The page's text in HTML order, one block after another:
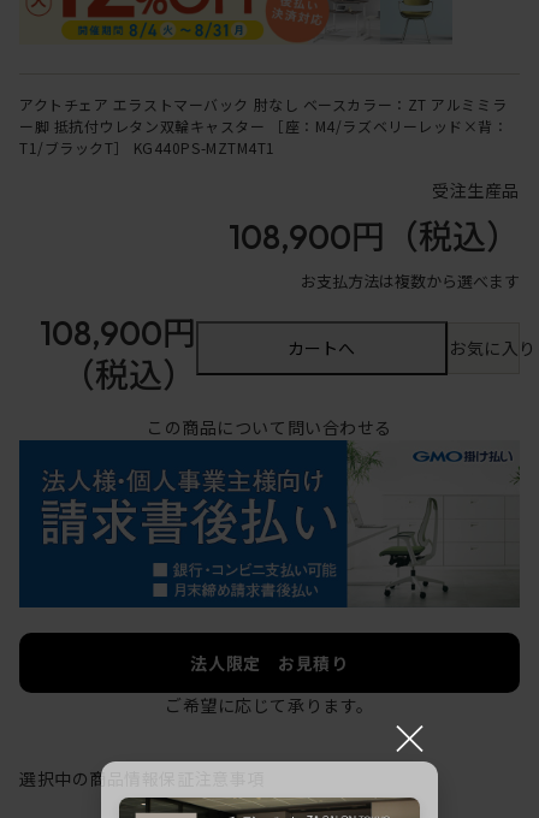
アクトチェア エラストマーバック 肘なし ベースカラー：ZT アルミミラ
ー脚 抵抗付ウレタン双輪キャスター ［座：M4/ラズベリーレッド×背：
T1/ブラックT］ KG440PS-MZTM4T1
受注生産品
108,900円 （税込）
お支払方法は複数から選べます
108,900円
（税込）
カートへ お気に入
この商品について問い合わせる
法人限定 お見積り
ご希望に応じて承ります。
選択中の商品情報
×